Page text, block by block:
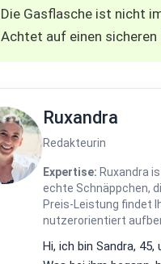
Die Gasflasche ist nicht
Achtet auf einen sicheren
Ruxandra
Redakteurin
Expertise: Ruxandra
echte Schnäppchen,
Preis-Leistung findet
nutzerorientiert
Hi, ich bin Sandra,